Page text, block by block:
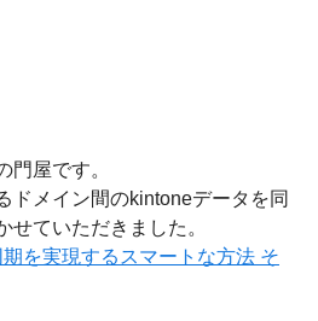
門屋です。
ドメイン間のkintoneデータを同
せていただきました。
を実現するスマートな方法 そ